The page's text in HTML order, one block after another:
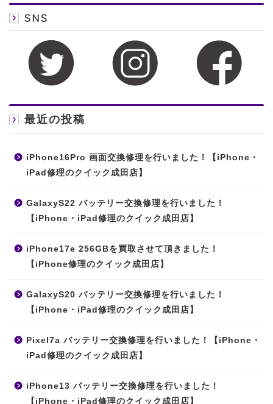
SNS
最近の投稿
iPhone16Pro 画面交換修理を行いました！【iPhone・
iPad修理のクイック成田店】
GalaxyS22 バッテリー交換修理を行いました！
【iPhone・iPad修理のクイック成田店】
iPhone17e 256GBを買取させて頂きました！
【iPhone修理のクイック成田店】
GalaxyS20 バッテリー交換修理を行いました！
【iPhone・iPad修理のクイック成田店】
Pixel7a バッテリー交換修理を行いました！【iPhone・
iPad修理のクイック成田店】
iPhone13 バッテリー交換修理を行いました！
【iPhone・iPad修理のクイック成田店】